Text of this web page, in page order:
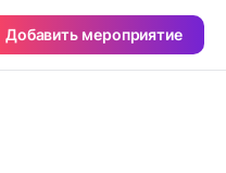
Добавить мероприятие